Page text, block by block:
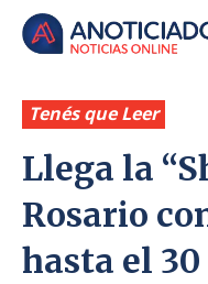
Tenés que Leer
Llega la
Rosario
hasta el